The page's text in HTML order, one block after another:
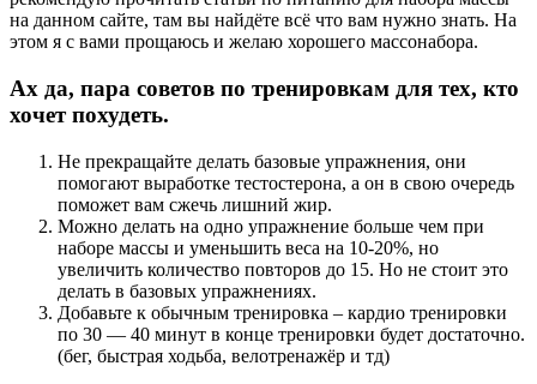
на данном сайте, там вы найдёте всё что вам нужно знать. На
этом я с вами прощаюсь и желаю хорошего массонабора.
Ах да, пара советов по тренировкам для тех, кто
хочет похудеть.
Не прекращайте делать базовые упражнения, они
помогают выработке тестостерона, а он в свою очередь
поможет вам сжечь лишний жир.
Можно делать на одно упражнение больше чем при
наборе массы и уменьшить веса на 10-20%, но
увеличить количество повторов до 15. Но не стоит это
делать в базовых упражнениях.
Добавьте к обычным тренировка – кардио тренировки
по 30 — 40 минут в конце тренировки будет достаточно.
(бег, быстрая ходьба, велотренажёр и тд)